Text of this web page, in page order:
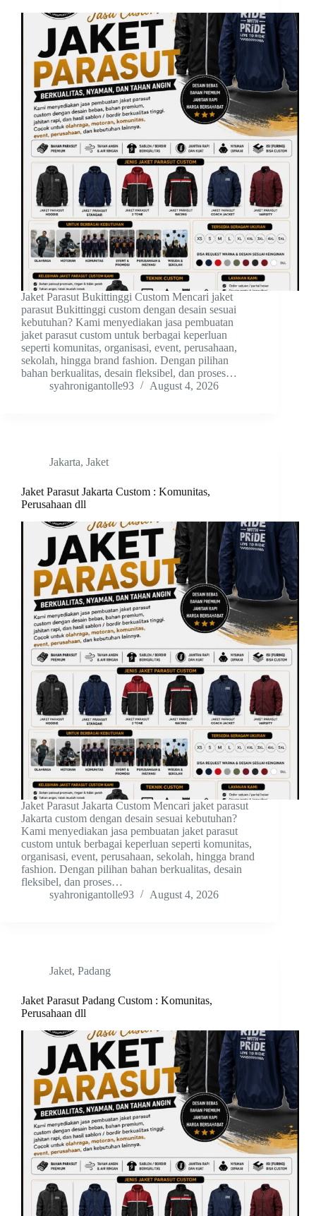
Jaket Parasut Bukittinggi Custom Mencari jaket
parasut Bukittinggi custom dengan desain sesuai
kebutuhan? Kami menyediakan jasa pembuatan
jaket parasut custom untuk berbagai keperluan
seperti komunitas, organisasi, event, perusahaan,
sekolah, hingga brand fashion. Dengan pilihan
bahan berkualitas, desain fleksibel, dan proses…
syahronigantolle93
August 4, 2026
Jakarta, Jaket
Jaket Parasut Jakarta Custom : Komunitas,
Perusahaan dll
Jaket Parasut Jakarta Custom Mencari jaket parasut
Jakarta custom dengan desain sesuai kebutuhan?
Kami menyediakan jasa pembuatan jaket parasut
custom untuk berbagai keperluan seperti komunitas,
organisasi, event, perusahaan, sekolah, hingga brand
fashion. Dengan pilihan bahan berkualitas, desain
fleksibel, dan proses…
syahronigantolle93
August 4, 2026
Jaket, Padang
Jaket Parasut Padang Custom : Komunitas,
Perusahaan dll